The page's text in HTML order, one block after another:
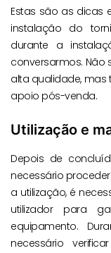
Estas são as dicas
instalação do
durante a
conversarmos.
alta qualidade,
apoio pós-venda.
Utilização e
Depois de
necessário
a utilização, é
utilizador para
equipamento.
necessário